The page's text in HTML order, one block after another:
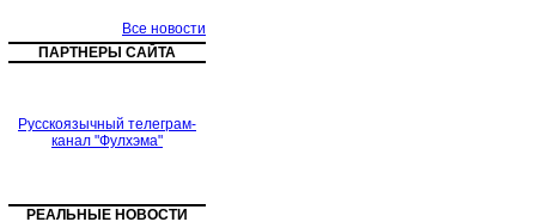
Все новости
ПАРТНЕРЫ САЙТА
Русскоязычный телеграм-
канал "Фулхэма"
РЕАЛЬНЫЕ НОВОСТИ